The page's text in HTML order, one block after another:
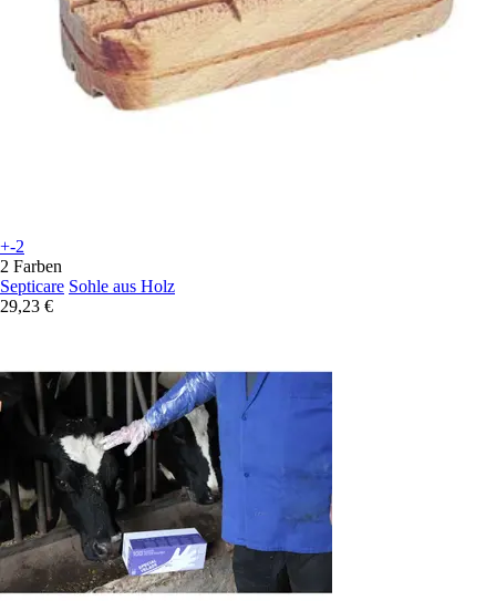
+-2
2 Farben
Septicare Sohle aus Holz
29,23 €